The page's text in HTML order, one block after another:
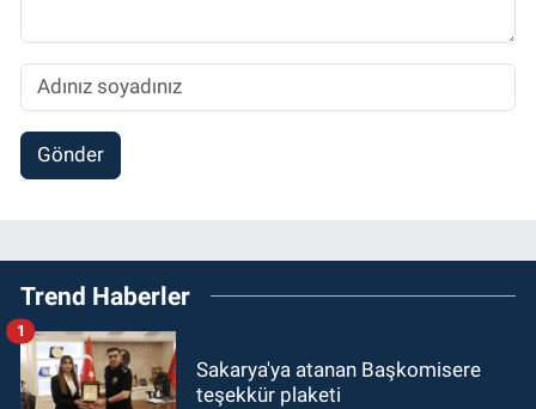
Gönder
Trend Haberler
Sakarya'ya atanan Başkomisere
teşekkür plaketi
1